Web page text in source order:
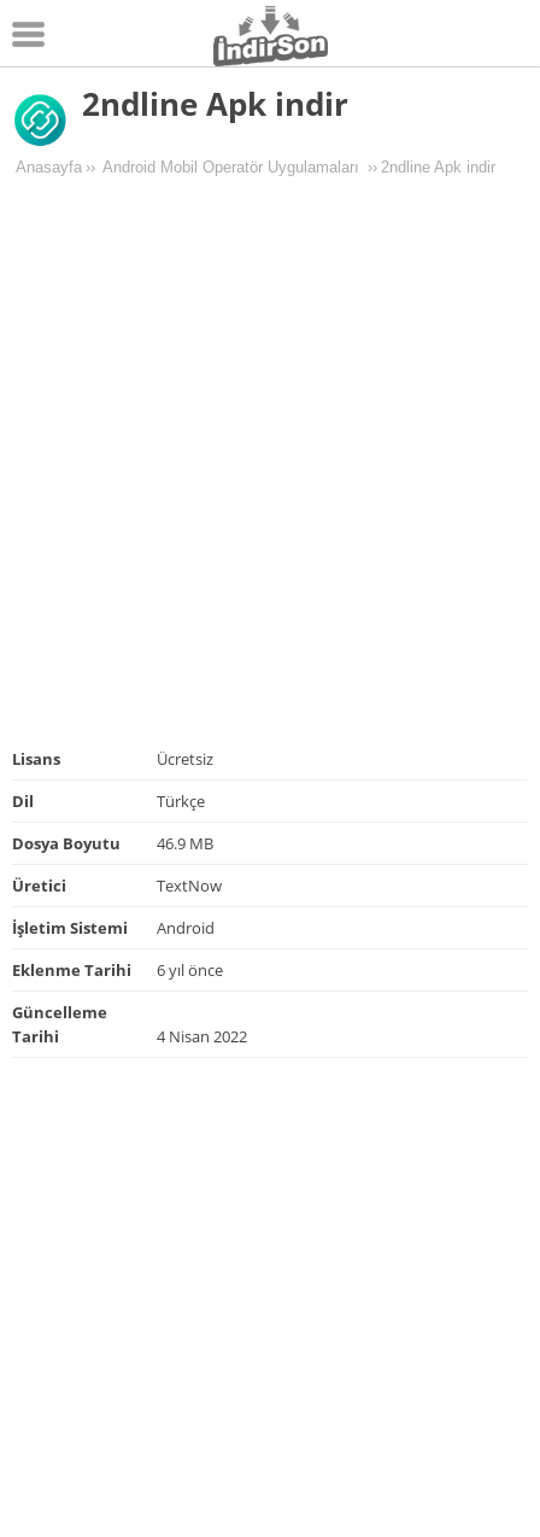
Android
Pc Oyunları
2ndline Apk indir
Anasayfa ›› Android Mobil Operatör Uygulamaları ›› 2ndline Apk indir
Lisans
Ücretsiz
Dil
Türkçe
Dosya Boyutu
46.9 MB
Üretici
TextNow
İşletim Sistemi
Android
Eklenme Tarihi
6 yıl önce
Güncelleme
Tarihi
4 Nisan 2022